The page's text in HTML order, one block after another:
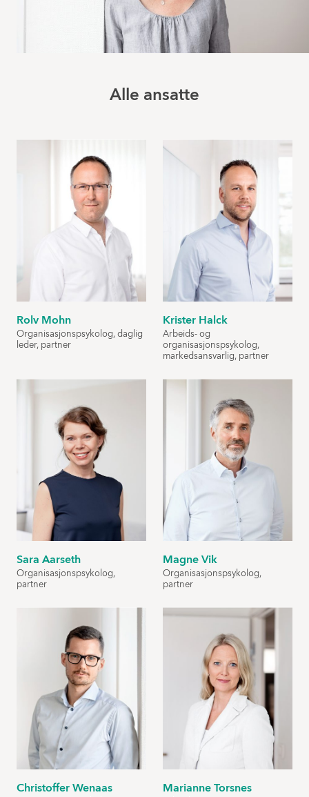
Alle ansatte
Rolv Mohn
Organisasjonspsykolog, daglig
leder, partner
Krister Halck
Arbeids- og
organisasjonspsykolog,
markedsansvarlig, partner
Sara Aarseth
Organisasjonspsykolog,
partner
Magne Vik
Organisasjonspsykolog,
partner
Christoffer Wenaas Marianne Torsnes